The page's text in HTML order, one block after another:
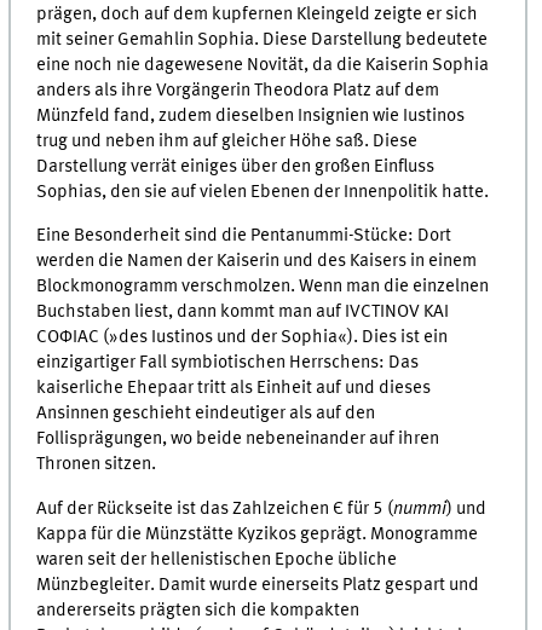
prägen, doch auf dem kupfernen Kleingeld zeigte er sich
mit seiner Gemahlin Sophia. Diese Darstellung bedeutete
eine noch nie dagewesene Novität, da die Kaiserin Sophia
anders als ihre Vorgängerin Theodora Platz auf dem
Münzfeld fand, zudem dieselben Insignien wie Iustinos
trug und neben ihm auf gleicher Höhe saß. Diese
Darstellung verrät einiges über den großen Einfluss
Sophias, den sie auf vielen Ebenen der Innenpolitik hatte.
Eine Besonderheit sind die Pentanummi-Stücke: Dort
werden die Namen der Kaiserin und des Κaisers in einem
Blockmonogramm verschmolzen. Wenn man die einzelnen
Buchstaben liest, dann kommt man auf IVCTINOV KAI
COΦIAC (»des Iustinos und der Sophia«). Dies ist ein
einzigartiger Fall symbiotischen Herrschens: Das
kaiserliche Ehepaar tritt als Einheit auf und dieses
Ansinnen geschieht eindeutiger als auf den
Follisprägungen, wo beide nebeneinander auf ihren
Thronen sitzen.
Auf der Rückseite ist das Zahlzeichen Є für 5 (nummi) und
Kappa für die Münzstätte Kyzikos geprägt. Monogramme
waren seit der hellenistischen Epoche übliche
Münzbegleiter. Damit wurde einerseits Platz gespart und
andererseits prägten sich die kompakten